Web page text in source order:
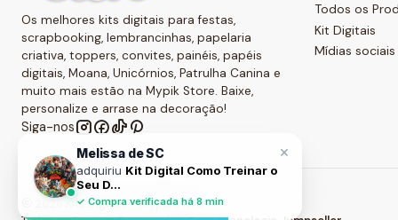
Os melhores kits digitais para festas,
scrapbooking, lembrancinhas, papelaria
criativa, toppers, convites, painéis, papéis
digitais, Moana, Unicórnios, Patrulha Canina e
muito mais estão na Mypik Store. Baixe,
personalize e arrase na decoração!
Siga-nos
Todos os
Kit Digitais
Mídias sociais
2026 Kits Digitais - Mypik Store .
×
Melissa de SC
adquiriu Kit Digital Como Treinar o
Seu D...
✓ Compra verificada há 8 min